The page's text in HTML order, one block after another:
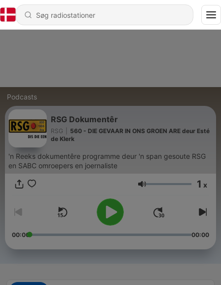
Podcasts
RSG Dokumentêr
RSG
560 - DIE GEVAAR IN ONS GROEN ARE deur Esté
de Klerk
'n Reeks dokumentêre programme deur 'n span gesoute RSG
en SABC omroepers en joernaliste
Lydstyrke 1 x
00:00 00:00